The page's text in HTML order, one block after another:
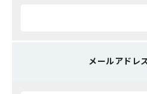
メールアドレ